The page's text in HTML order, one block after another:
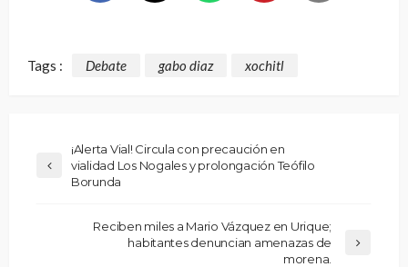
Tags : Debate gabo diaz xochitl
¡Alerta Vial! Circula con precaución en
vialidad Los Nogales y prolongación Teófilo
Borunda
Reciben miles a Mario Vázquez en Urique;
habitantes denuncian amenazas de
morena.